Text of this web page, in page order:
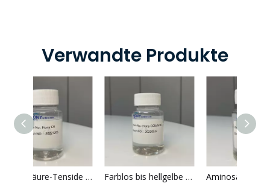
Verwandte Produkte
Farblos bis hellgelbe flüssiger Kaliumkokoylglycinat minimales Salz Aminosäure-Tenside Sodium Lauroyl Sarcosinate Baby Products Reinigungsmittel für empfindliche Haut Aminosäure-Tenside